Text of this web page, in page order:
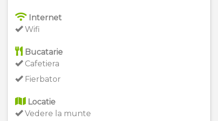
Internet
Wifi
Bucatarie
Cafetiera
Fierbator
Locatie
Vedere la munte